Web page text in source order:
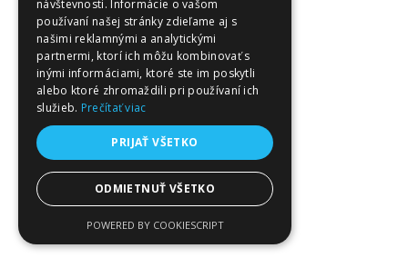
návštevnosti. Informácie o vašom
používaní našej stránky zdieľame aj s
našimi reklamnými a analytickými
partnermi, ktorí ich môžu kombinovať s
inými informáciami, ktoré ste im poskytli
alebo ktoré zhromaždili pri používaní ich
služieb. Prečítať viac
PRIJAŤ VŠETKO
ODMIETNUŤ VŠETKO
POWERED BY COOKIESCRIPT